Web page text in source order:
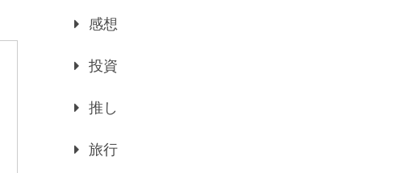
感想
投資
推し
旅行